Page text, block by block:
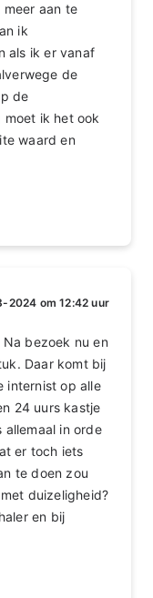
aan te
ik
als ik er vanaf
de
de
moet ik het ook
waard en
2024 om 12:42 uur
bezoek nu en
Daar komt bij
internist op alle
24 uurs kastje
in orde
er toch iets
te doen zou
duizeligheid?
en bij